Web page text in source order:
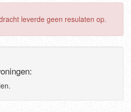
leverde geen resulaten op.